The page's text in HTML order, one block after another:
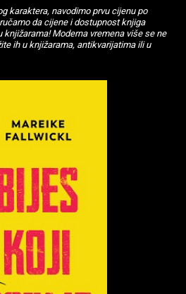
karaktera, navodimo prvu cijenu po
da cijene i dostupnost knjiga
Moderna vremena više se ne
ih u knjižarama, antikvarijatima ili u